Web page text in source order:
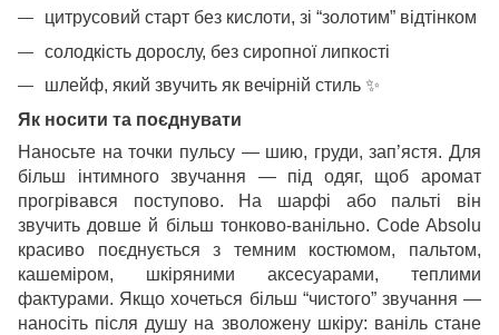
цитрусовий старт без кислоти, зі “золотим” відтінком
солодкість дорослу, без сиропної липкості
шлейф, який звучить як вечірній стиль ✨
Як носити та поєднувати
Наносьте на точки пульсу — шию, груди, зап’ястя. Для
більш інтимного звучання — під одяг, щоб аромат
прогрівався поступово. На шарфі або пальті він
звучить довше й більш тонково-ванільно. Code Absolu
красиво поєднується з темним костюмом, пальтом,
кашеміром, шкіряними аксесуарами, теплими
фактурами. Якщо хочеться більш “чистого” звучання —
наносіть після душу на зволожену шкіру: ваніль стане